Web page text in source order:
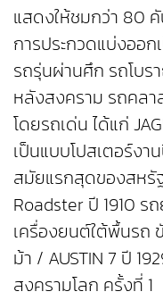
แสดงให้ชมกว่า 80 คั
การประกวดแบ่งออ
รถรุ่นผ่านศึก รถโบ
หลังสงคราม รถคล
โดยรถเด่น ได้แก่
เป็นแบบโปสเตอร์ง
สมัยแรกสุดของสหรั
Roadster ปี 1910
เครื่องยนต์ใต้พื้นรถ
ม้า / AUSTIN 7 ปี
สงครามโลก ครั้งที่ 1